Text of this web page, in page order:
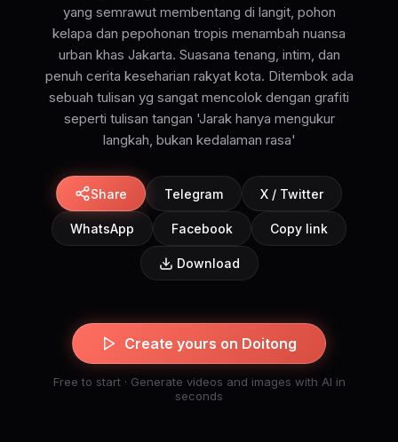
yang semrawut membentang di langit, pohon
kelapa dan pepohonan tropis menambah nuansa
urban khas Jakarta. Suasana tenang, intim, dan
penuh cerita keseharian rakyat kota. Ditembok ada
sebuah tulisan yg sangat mencolok dengan grafiti
seperti tulisan tangan 'Jarak hanya mengukur
langkah, bukan kedalaman rasa'
Share Telegram X / Twitter
WhatsApp Facebook Copy link
Download
Create yours on Doitong
Free to start · Generate videos and images with AI in
seconds